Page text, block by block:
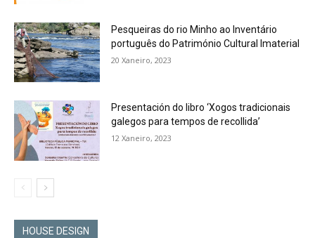
Pesqueiras do rio Minho ao Inventário
português do Património Cultural Imaterial
20 Xaneiro, 2023
Presentación do libro ‘Xogos tradicionais
galegos para tempos de recollida’
12 Xaneiro, 2023
HOUSE DESIGN